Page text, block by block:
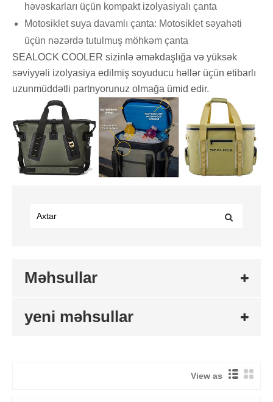
həvəskarları üçün kompakt izolyasiyalı çanta
Motosiklet suya davamlı çanta: Motosiklet səyahəti
üçün nəzərdə tutulmuş möhkəm çanta
SEALOCK COOLER sizinlə əməkdaşlığa və yüksək
səviyyəli izolyasiya edilmiş soyuducu həllər üçün etibarlı
uzunmüddətli partnyorunuz olmağa ümid edir.
Məhsullar
yeni məhsullar
View as